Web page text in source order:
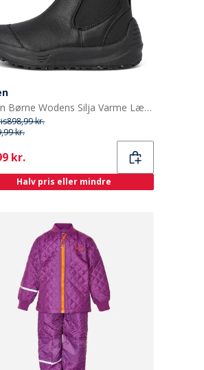
Woden Børne Wodens Silja Varme Læderstøvler 020 Black
898,99 kr.
kr.
kr.
Halv pris eller mindre